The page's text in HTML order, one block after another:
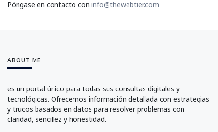
Póngase en contacto con info@thewebtier.com
ABOUT ME
es un portal único para todas sus consultas digitales y
tecnológicas. Ofrecemos información detallada con estrategias
y trucos basados en datos para resolver problemas con
claridad, sencillez y honestidad.